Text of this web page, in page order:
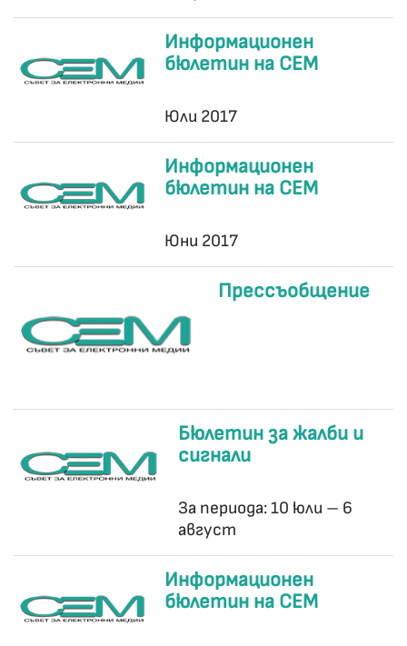
Информационен
бюлетин на СЕМ
Юли 2017
Информационен
бюлетин на СЕМ
Юни 2017
Прессъобщение
Бюлетин за жалби и
сигнали
За периода: 10 юли – 6
август
Информационен
бюлетин на СЕМ